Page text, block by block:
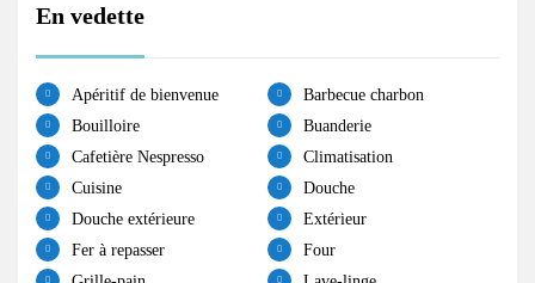
En vedette
Apéritif de bienvenue
Barbecue charbon
Bouilloire
Buanderie
Cafetière Nespresso
Climatisation
Cuisine
Douche
Douche extérieure
Extérieur
Fer à repasser
Four